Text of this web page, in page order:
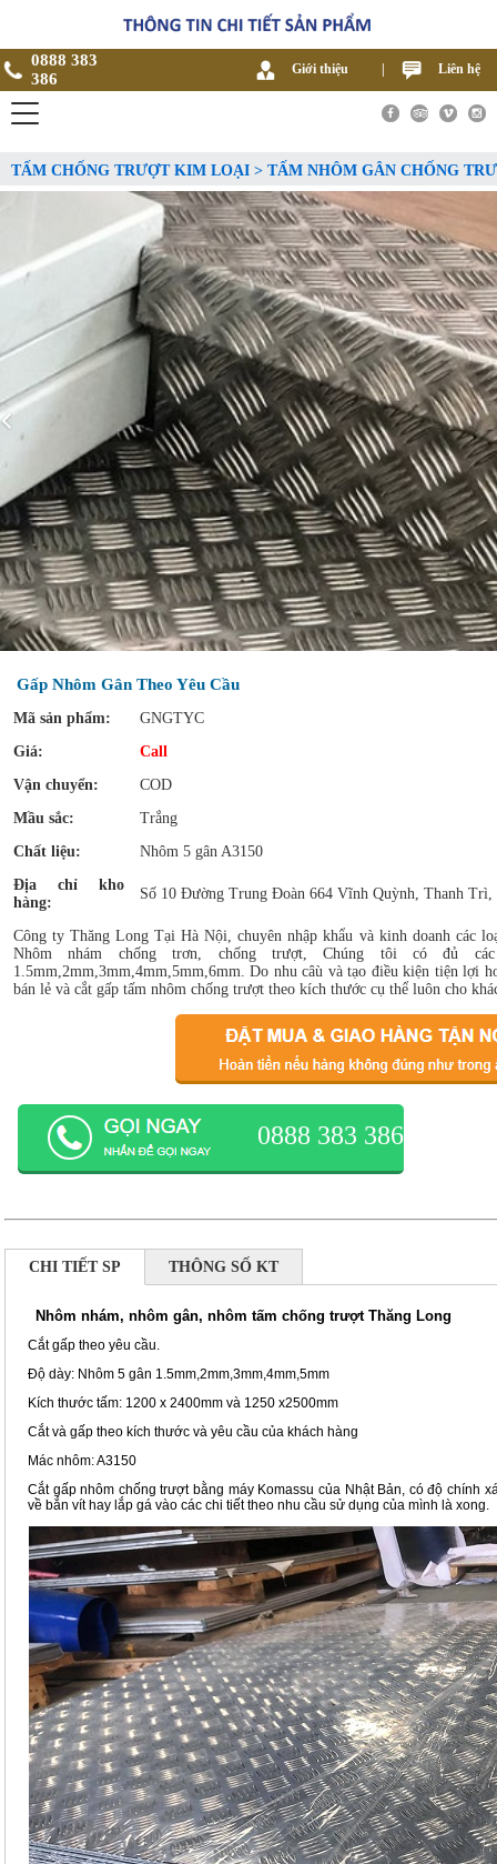
0888 383
386
Giới thiệu Liên hệ
TẤM CHỐNG TRƯỢT KIM LOẠI > TẤM NHÔM GÂN CHỐNG
Gấp Nhôm Gân Theo Yêu Cầu
Mã sản phẩm:
GNGTYC
Giá:
Call
Vận chuyển:
COD
Mầu sắc:
Trắng
Chất liệu:
Nhôm 5 gân A3150
Địa chỉ kho
hàng:
Số 10 Đường Trung Đoàn 664 Vĩnh Quỳnh, Thanh Trì,
Công ty Thăng Long Tại Hà Nội, chuyên nhập khẩu và kinh doanh các
Nhôm nhám chống trơn, chống trượt, Chúng tôi có đủ
1.5mm,2mm,3mm,4mm,5mm,6mm. Do nhu câù và tạo điều kiện tiện lợi
bán lẻ và cắt gấp tấm nhôm chống trượt theo kích thước cụ thể luôn cho
0888 383 386
CHI TIẾT SP THÔNG SỐ KT
Nhôm nhám, nhôm gân, nhôm tấm chống trượt Thăng Long
Cắt gấp theo yêu cầu.
Độ dày: Nhôm 5 gân 1.5mm,2mm,3mm,4mm,5mm
Kích thước tấm: 1200 x 2400mm và 1250 x2500mm
Cắt và gấp theo kích thước và yêu cầu của khách hàng
Mác nhôm: A3150
Cắt gấp nhôm chống trượt bằng máy Komassu của Nhật Bản, có độ chính
về bắn vít hay lắp gá vào các chi tiết theo nhu cầu sử dụng của mình là xong.